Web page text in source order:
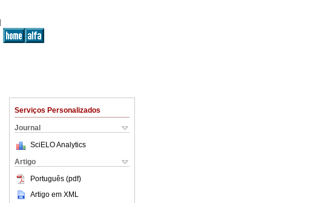
Serviços Personalizados
Journal
SciELO Analytics
Artigo
Português (pdf)
Artigo em XML